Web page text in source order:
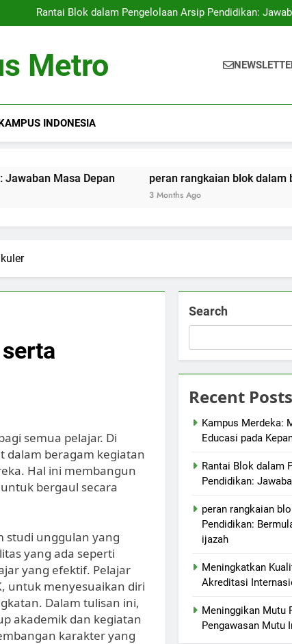
Rantai Blok dalam Pengelolaan Arsip Pendidikan:
peran rangkaian blok dalam bidang Pendidikan:
Rantai Blok dalam Pengelolaan Arsip Pendidikan:
peran rangkaian blok dalam bidang Pendidikan:
Metro
INDONESIA
Depan peran rangkaian blok dalam bidang
semua pelajar. Di
dalam beragam kegiatan
Hal ini membangun
bergaul secara
studi unggulan yang
yang ada seperti
yang efektif. Pelajar
untuk menyesuaikan diri
Dalam tulisan ini,
akademik dan kegiatan
karakter yang
Search
Recent Posts
Kampus Merdeka:
Educasi pada
Rantai Blok dalam
Pendidikan:
peran rangkaian
Pendidikan:
ijazah
Meningkatkan
Akreditasi
Meninggikan Mutu
Pengawasan Mutu